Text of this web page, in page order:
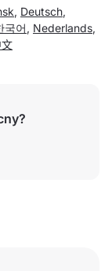
, Deutsch,
국어 , Nederlands,